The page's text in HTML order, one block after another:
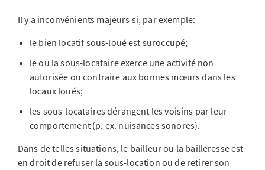
Il y a inconvénients majeurs si, par exemple:
le bien locatif sous-loué est suroccupé;
le ou la sous-locataire exerce une activité non
autorisée ou contraire aux bonnes mœurs dans les
locaux loués;
les sous-locataires dérangent les voisins par leur
comportement (p. ex. nuisances sonores).
Dans de telles situations, le bailleur ou la bailleresse est
en droit de refuser la sous-location ou de retirer son